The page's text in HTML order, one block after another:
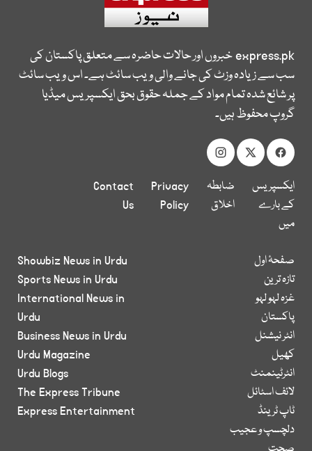
express.pkخبروں اور حالات حاضرہ سے متعلق پاکستان کی
سب سے زیادہ وزٹ کی جانے والی ویب سائٹ ہے۔ اس ویب سائٹ
پر شائع شدہ تمام مواد کے جملہ حقوق بحق ایکسپریس میڈیا
گروپ محفوظ ہیں۔
ایکسپریس
کے بارے
میں
ضابطہ
اخلاق
Privacy
Policy
Contact
Us
صفحۂ اول
تازہ ترین
غزہ لہو لہو
پاکستان
انٹر نیشنل
کھیل
انٹرٹینمنٹ
لائف اسٹائل
ٹاپ ٹرینڈ
دلچسپ و عجیب
Showbiz News in Urdu
Sports News in Urdu
International News in
Urdu
Business News in Urdu
Urdu Magazine
Urdu Blogs
The Express Tribune
Express Entertainment